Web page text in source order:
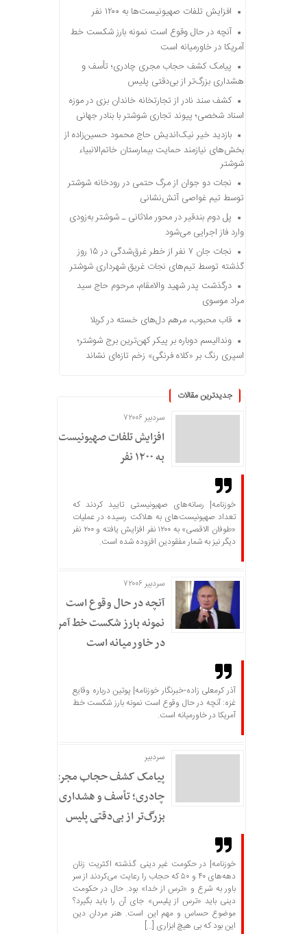
افزایش تلفات صهیونیست‌ها به ۱۲۰۰ نفر
آنچه در حال وقوع است نمونه بارز شکست خط
آمریکا در خاورمیانه است
پیامک کشف حجاب مجری چادری؛ تأسف و
هشداری بزرگ‌تر از بی‌دقتی پلیس
کشف سند نادر از تجارتخانه خاندان بزی در موزه
اسناد شخصی؛ پیوند تجاری شوشتر با بنادر جهانی
بازدید خیر نیک‌اندیش حاج محمود حسین‌زاده از
بخش‌های نیازمند حمایت بیمارستان خاتم‌الانبیاء
شوشتر
نجات دو جوان از مرگ حتمی در رودخانه شوشتر
توسط تیم غواصی آتش‌نشانی
پل دوم بندقیر در محور ملاثانی ـ شوشتر به‌زودی
وارد فاز اجرایی می‌شود
نجات جان ۷ نفر از خطر غرق‌شدگی در ۱۵ روز
گذشته توسط تیم‌های نجات غریق شهرداری شوشتر
درگذشت پدر شهید والامقام، مرحوم حاج سید
مراد موسوی
قاب محبوب، مرهم دل‌های خسته در کربلا
وندالیسم دوباره بر پیکر کهن‌ترین برج شوشتر؛
اسپری رنگ بر «کلاه فرنگی» زخم تازه‌ای نشاند
جدیدترین مقالات
سردبیر ۷۲۰۰۶
افزایش تلفات صهیونیست‌ها
به ۱۲۰۰ نفر
خوزنامه| رسانه‌های صهیونیستی تایید کردند که
تعداد صهیونیست‌های به هلاکت رسیده در عملیات
«طوفان الاقصی» به ۱۲۰۰ نفر افزایش یافته و ۲۰۰ نفر
دیگر نیز به شمار مفقودین افزوده شده است.
سردبیر ۷۲۰۰۶
آنچه در حال وقوع است
نمونه بارز شکست خط آمریکا
در خاورمیانه است
آذر کرمعلی زاده-خبرنگار خوزنامه| پوتین درباره وقایع
غزه: آنچه در حال وقوع است نمونه بارز شکست خط
آمریکا در خاورمیانه است.
سردبير
پیامک کشف حجاب مجری
چادری؛ تأسف و هشداری
بزرگ‌تر از بی‌دقتی پلیس
خوزنامه| در حکومت غیر دینی گذشته اکثریت زنان
دهه‌های ۴۰ و ۵۰ که حجاب را رعایت می‌کردند از سر
باور به شرع و «ترس از خدا» بود. حال در حکومت
دینی باید «ترس از پلیس» جای آن را باید بگیرد؟
موضوع حساس و مهم این است. هنر مردان دین
این بود که بی هیچ ابزاری […]